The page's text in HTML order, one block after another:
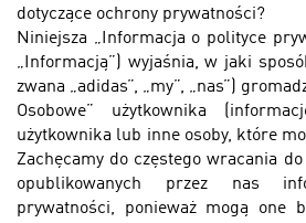
dotyczące ochrony prywatności?
Niniejsza „Informacja o polityce
„Informacją”) wyjaśnia, w jaki
zwana „adidas”, „my”, „nas”)
Osobowe” użytkownika
użytkownika lub inne osoby, które
Zachęcamy do częstego wracania
opublikowanych przez nas
prywatności, ponieważ mogą one